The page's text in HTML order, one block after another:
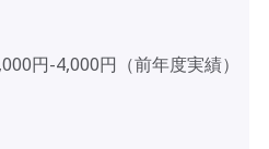
円-4,000円（前年度実績）